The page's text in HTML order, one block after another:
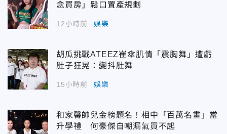
念買房」鬆口置產規劃
12小時前 娛樂
胡瓜挑戰ATEEZ崔傘肌情「震胸舞」遭虧
肚子狂晃：變抖肚舞
15小時前 娛樂
和家馨帥兒金榜題名！相中「百萬名畫」當
升學禮 何豪傑自嘲漏氣買不起